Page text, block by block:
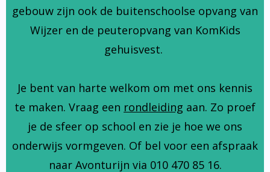
gebouw zijn ook de buitenschoolse opvang van
Wijzer en de peuteropvang van KomKids
gehuisvest.
Je bent van harte welkom om met ons kennis
te maken. Vraag een rondleiding aan. Zo proef
je de sfeer op school en zie je hoe we ons
onderwijs vormgeven. Of bel voor een afspraak
naar Avonturijn via 010 470 85 16.